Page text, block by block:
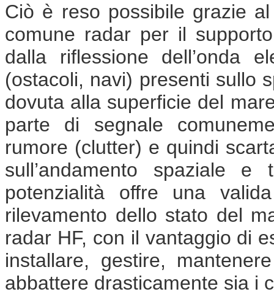
Ciò è reso possibile grazie
comune radar per il
dalla riflessione dell’onda
(ostacoli, navi) presenti sullo
dovuta alla superficie del
parte di segnale
rumore (clutter) e quindi
sull’andamento spaziale
potenzialità offre una
rilevamento dello stato del
radar HF, con il vantaggio di
installare, gestire,
abbattere drasticamente sia i